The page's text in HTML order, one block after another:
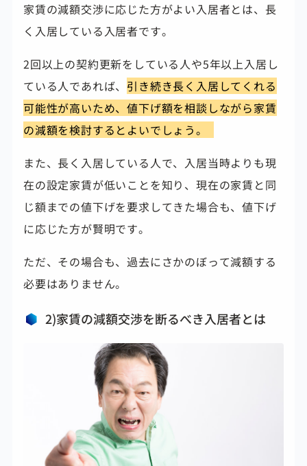
家賃の減額交渉に応じた方がよい入居者とは、 長
く入居している入居者です。
2回以上の契約更新をしている人や5年以上入居し
ている人であれば、 引 き続き長く入居してくれる
可能性が高いため、値下げ額を相談しながら家賃
の減額を検討するとよいでしょう。
また、長く入居している人で、入居当時よりも現
在の設定家賃が低いことを知り、現在の家賃と同
じ額までの値下げを要求してきた場合も、値下げ
に応じた方が賢明です。
ただ、その場合も、過去にさかのぼって減額する
必要はありません。
2)家賃の減額交渉を断るべき入居者とは